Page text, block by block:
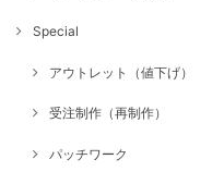
Special
アウトレット（値下げ）
受注制作（再制作）
パッチワーク